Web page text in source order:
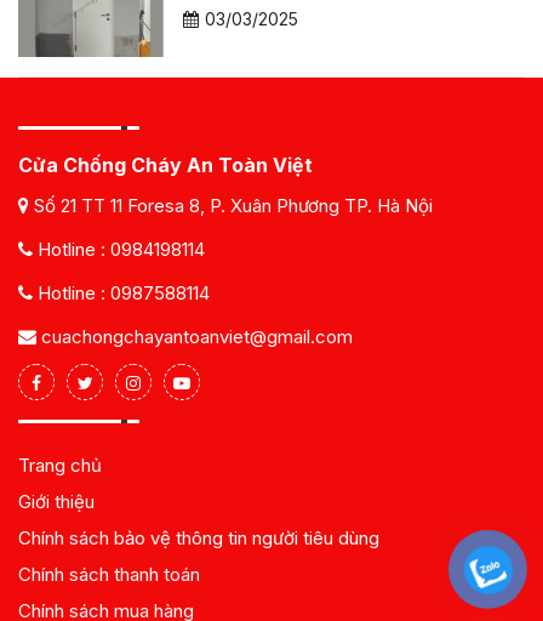
03/03/2025
Cửa Chống Cháy An Toàn Việt
Số 21 TT 11 Foresa 8, P. Xuân Phương TP. Hà Nội
Hotline : 0984198114
Hotline : 0987588114
cuachongchayantoanviet@gmail.com
Trang chủ
Giới thiệu
Chính sách bảo vệ thông tin người tiêu dùng
Chính sách thanh toán
Chính sách mua hàng